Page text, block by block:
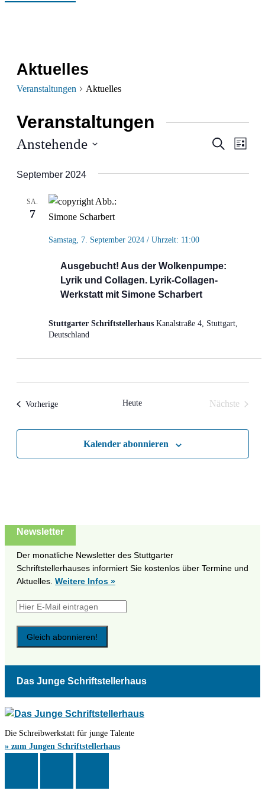
Aktuelles
Veranstaltungen Aktuelles
Veranstaltungen
SucheListe
Anstehende
wählen.
September 2024
SA.
7
Ausgebucht! Aus der Wolkenpumpe:
Lyrik und Collagen. Lyrik-Collagen-
Werkstatt mit Simone Scharbert
Samstag, 7. September 2024 / Uhrzeit: 11:00
Stuttgarter Schriftstellerhaus Kanalstraße 4, Stuttgart,
Deutschland
VorherigeVeranstaltungen Heute
Nächste
Kalender abonnieren
Newsletter
Der monatliche Newsletter des Stuttgarter
Schriftstellerhauses informiert Sie kostenlos über Termine und
Aktuelles. Weitere Infos »
Das Junge Schriftstellerhaus
Die Schreibwerkstatt für junge Talente
» zum Jungen Schriftstellerhaus